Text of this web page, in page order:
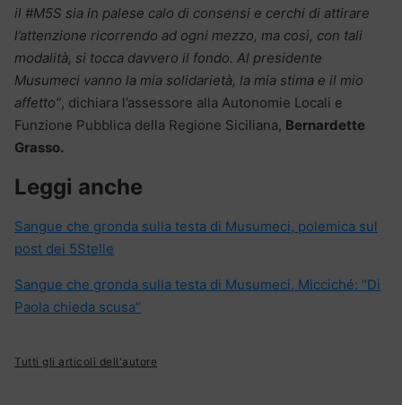
il #M5S sia in palese calo di consensi e cerchi di attirare
l’attenzione ricorrendo ad ogni mezzo, ma così, con tali
modalità, si tocca davvero il fondo. Al presidente
Musumeci vanno la mia solidarietà, la mia stima e il mio
affetto”, dichiara l’assessore alla Autonomie Locali e
Funzione Pubblica della Regione Siciliana, Bernardette
Grasso.
Leggi anche
Sangue che gronda sulla testa di Musumeci, polemica sul
post dei 5Stelle
Sangue che gronda sulla testa di Musumeci, Micciché: “Di
Paola chieda scusa”
Tutti gli articoli dell'autore